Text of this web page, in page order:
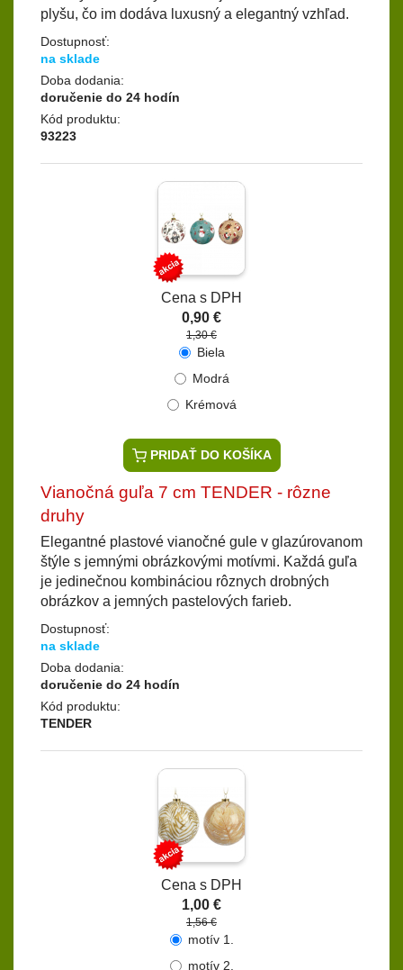
plyšu, čo im dodáva luxusný a elegantný vzhľad.
Dostupnosť:
na sklade
Doba dodania:
doručenie do 24 hodín
Kód produktu:
93223
Cena s DPH
0,90 €
1,30 €
Biela
Modrá
Krémová
PRIDAŤ DO KOŠÍKA
Vianočná guľa 7 cm TENDER - rôzne
druhy
Elegantné plastové vianočné gule v glazúrovanom
štýle s jemnými obrázkovými motívmi. Každá guľa
je jedinečnou kombináciou rôznych drobných
obrázkov a jemných pastelových farieb.
Dostupnosť:
na sklade
Doba dodania:
doručenie do 24 hodín
Kód produktu:
TENDER
Cena s DPH
1,00 €
1,56 €
motív 1.
motív 2.